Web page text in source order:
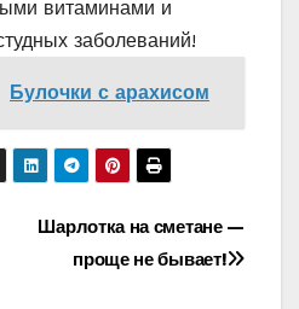
витаминами и
заболеваний!
Булочки с арахисом
Шарлотка на сметане —
проще не бывает!